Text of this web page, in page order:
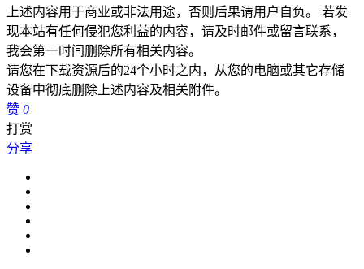
上述内容用于商业或非法用途，否则后果请用户自负。 若发
现本站有任何侵犯您利益的内容，请及时邮件或留言联系，
我会第一时间删除所有相关内容。
请您在下载资源后的24个小时之内，从您的电脑或其它存储
设备中彻底删除上述内容及相关附件。
赞 0
打赏
分享